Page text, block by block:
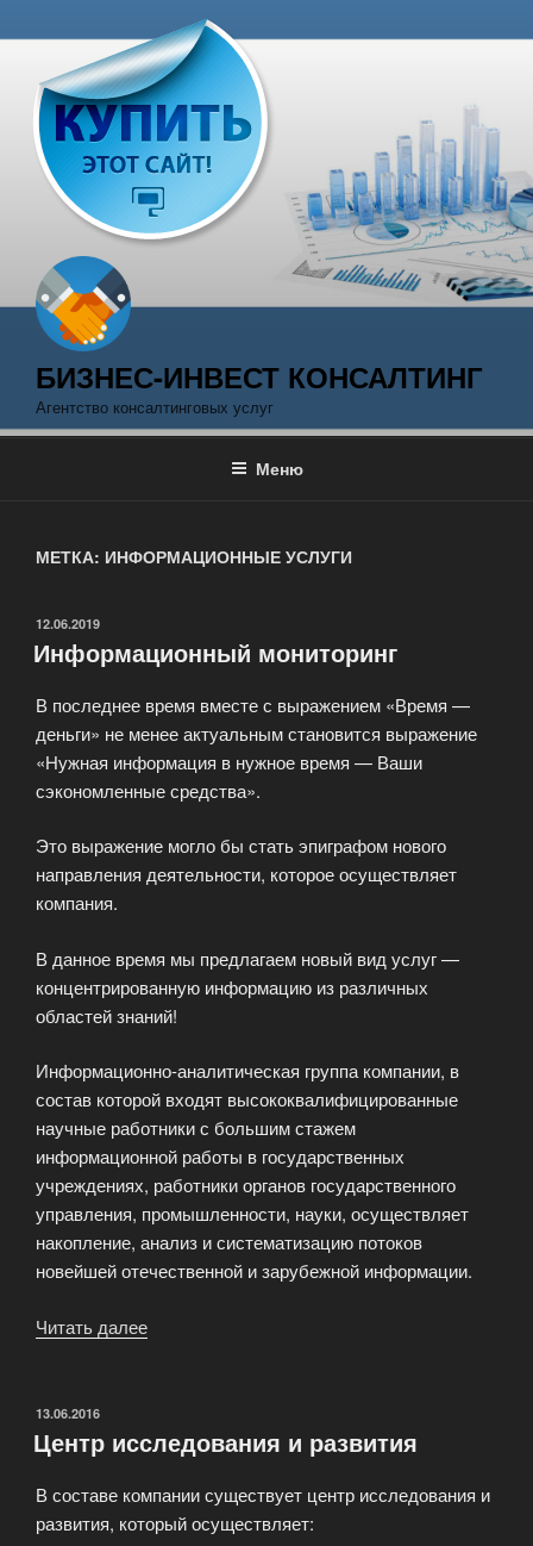
к
содержимому
БИЗНЕС-ИНВЕСТ КОНСАЛТИНГ
Агентство консалтинговых услуг
Меню
МЕТКА: ИНФОРМАЦИОННЫЕ УСЛУГИ
ОПУБЛИКОВАНО
12.06.2019
Информационный мониторинг
В последнее время вместе с выражением «Время —
деньги» не менее актуальным становится выражение
«Нужная информация в нужное время — Ваши
сэкономленные средства».
Это выражение могло бы стать эпиграфом нового
направления деятельности, которое осуществляет
компания.
В данное время мы предлагаем новый вид услуг —
концентрированную информацию из различных
областей знаний!
Информационно-аналитическая группа компании, в
состав которой входят высококвалифицированные
научные работники с большим стажем
информационной работы в государственных
учреждениях, работники органов государственного
управления, промышленности, науки, осуществляет
накопление, анализ и систематизацию потоков
новейшей отечественной и зарубежной информации.
Читать далее
ОПУБЛИКОВАНО
13.06.2016
Центр исследования и развития
В составе компании существует центр исследования и
развития, который осуществляет: